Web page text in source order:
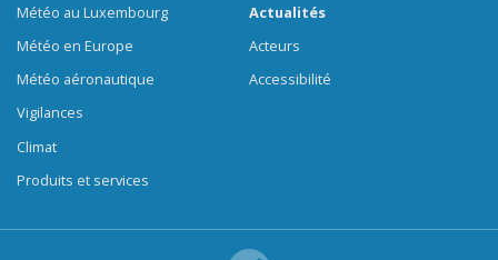
Météo au Luxembourg
Météo en Europe
Météo aéronautique
Vigilances
Climat
Produits et services
Actualités
Acteurs
Accessibilité